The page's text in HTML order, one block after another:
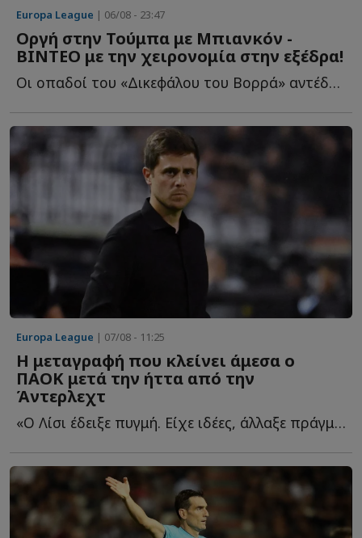
Europa League | 06/08 - 23:47
Οργή στην Τούμπα με Μπιανκόν -
ΒΙΝΤΕΟ με την χειρονομία στην εξέδρα!
Οι οπαδοί του «Δικεφάλου του Βορρά» αντέδρασαν έντονα, α...
Europa League | 07/08 - 11:25
Η μεταγραφή που κλείνει άμεσα ο
ΠΑΟΚ μετά την ήττα από την
Άντερλεχτ
«Ο Λίσι έδειξε πυγμή. Είχε ιδέες, άλλαξε πράγματα, προσπάθησε, ε...